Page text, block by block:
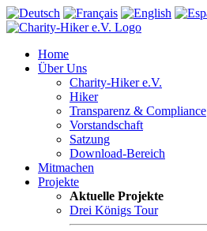
Home
Über Uns
Charity-Hiker e.V.
Hiker
Transparenz & Compliance
Vorstandschaft
Satzung
Download-Bereich
Mitmachen
Projekte
Aktuelle Projekte
Drei Königs Tour